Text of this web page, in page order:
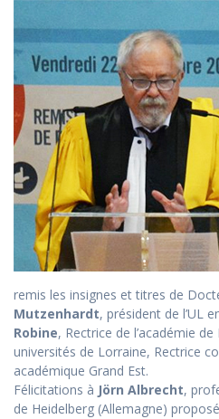
remis les insignes et titres de
Mutzenhardt, président de l’UL
Robine, Rectrice de l’académie
universités de Lorraine, Rectrice
académique Grand Est.
Félicitations à Jörn Albrecht,
de Heidelberg (Allemagne) proposé